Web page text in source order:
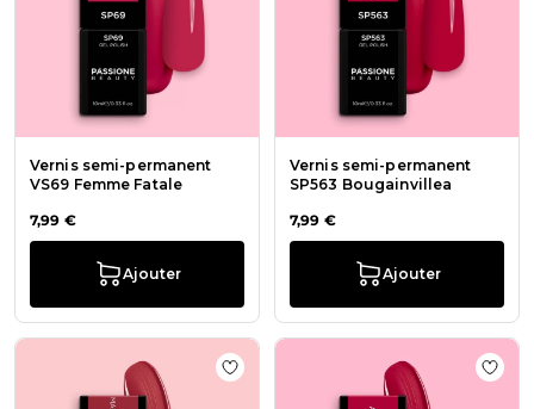
Vernis semi-permanent
VS69 Femme Fatale
7,99 €
Ajouter
Vernis semi-permanent
SP563 Bougainvillea
7,99 €
Ajouter
Ajouter à la liste de souhaits Vernis